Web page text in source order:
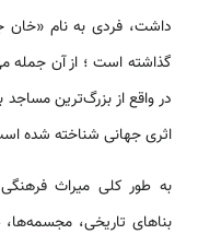
داشت، فردی به نام «خان
در واقع از بزرگ‌ترین مساجد
اثری جهانی شناخته شده
به طور کلی میراث فرهنگی
بناهای تاریخی،